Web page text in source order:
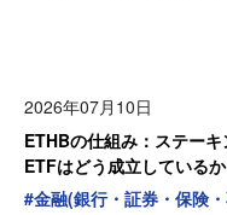
2026年07月10日
ETHBの仕組み：ステー
ETFはどう成立しているか
#金融(銀行・証券・保険